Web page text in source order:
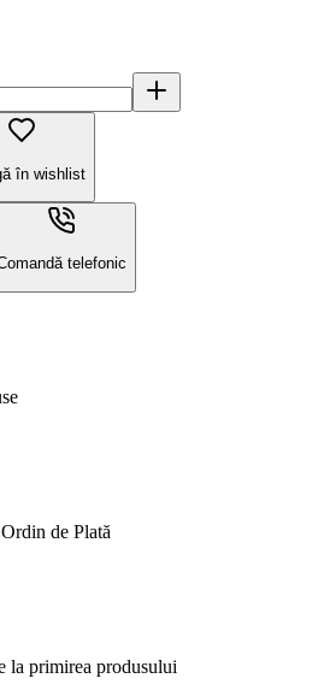
în wishlist
telefonic
de Plată
la primirea produsului